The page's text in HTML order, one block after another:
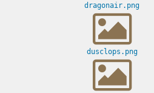
dragonair.png
dusclops.png